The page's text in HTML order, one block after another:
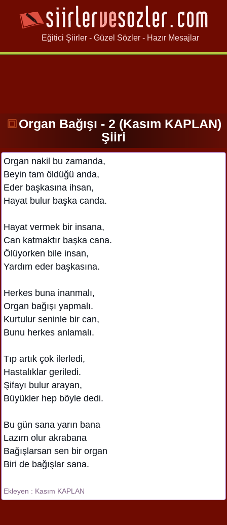
Eğitici Şiirler - Güzel Sözler - Hazır Mesajlar
Organ Bağışı - 2 (Kasım KAPLAN)
Şiiri
Organ nakil bu zamanda,
Beyin tam öldüğü anda,
Eder başkasına ihsan,
Hayat bulur başka canda.
Hayat vermek bir insana,
Can katmaktır başka cana.
Ölüyorken bile insan,
Yardım eder başkasına.
Herkes buna inanmalı,
Organ bağışı yapmalı.
Kurtulur seninle bir can,
Bunu herkes anlamalı.
Tıp artık çok ilerledi,
Hastalıklar geriledi.
Şifayı bulur arayan,
Büyükler hep böyle dedi.
Bu gün sana yarın bana
Lazım olur akrabana
Bağışlarsan sen bir organ
Biri de bağışlar sana.
Ekleyen : Kasım KAPLAN